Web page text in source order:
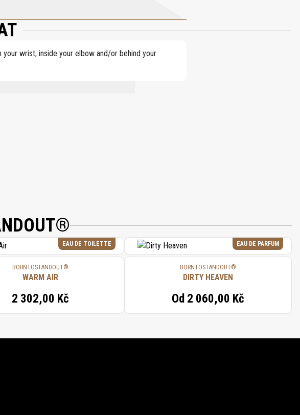
wrist, inside your elbow and/or behind your
CINNAMAL, BENZYL BENZOATE, LINALOOL.
EAU DE TOILETTE
BORNTOSTANDOUT®
WARM AIR
2 302,00 Kč
EAU DE PARFUM
BORNTOSTANDOUT®
DIRTY HEAVEN
Od 2 060,00 Kč